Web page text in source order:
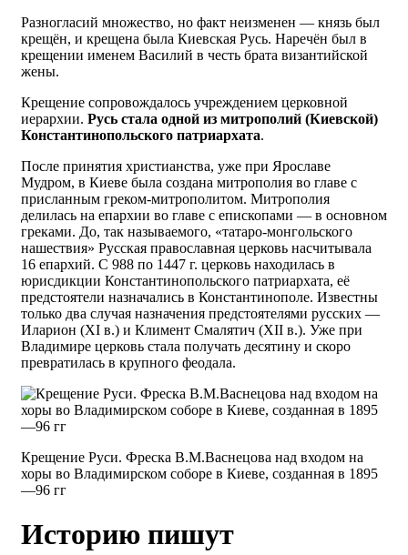
Разногласий множество, но факт неизменен — князь был
крещён, и крещена была Киевская Русь. Наречён был в
крещении именем Василий в честь брата византийской
жены.
Крещение сопровождалось учреждением церковной
иерархии. Русь стала одной из митрополий (Киевской)
Константинопольского патриархата.
После принятия христианства, уже при Ярославе
Мудром, в Киеве была создана митрополия во главе с
присланным греком-митрополитом. Митрополия
делилась на епархии во главе с епископами — в основном
греками. До, так называемого, «татаро-монгольского
нашествия» Русская православная церковь насчитывала
16 епархий. С 988 по 1447 г. церковь находилась в
юрисдикции Константинопольского патриархата, её
предстоятели назначались в Константинополе. Известны
только два случая назначения предстоятелями русских —
Иларион (XI в.) и Климент Смалятич (XII в.). Уже при
Владимире церковь стала получать десятину и скоро
превратилась в крупного феодала.
Крещение Руси. Фреска В.М.Васнецова над входом на
хоры во Владимирском соборе в Киеве, созданная в 1895
—96 гг
Историю пишут